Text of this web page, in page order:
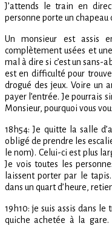
J’attends le train en
personne porte un
Un monsieur est assis
complètement usées et
mal à dire si c’est un sans-
est en difficulté pour
drogué des jeux. Voire un
payer l’entrée. Je pourrais
Monsieur, pourquoi vous
18h54: Je quitte la salle
obligé de prendre les
le nom). Celui-ci est plus
Je vois toutes les
laissent porter par le
dans un quart d’heure,
19h10: je suis assis dans
quiche achetée à la